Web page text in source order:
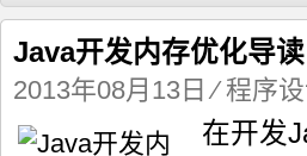
手机安装账户同步服务
Java开发内存优化导读
2013年08月13日 ⁄程序
在开发